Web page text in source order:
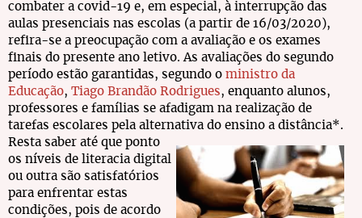
combater a covid-19 e, em especial, à interrupção das
aulas presenciais nas escolas (a partir de 16/03/2020),
refira-se a preocupação com a avaliação e os exames
finais do presente ano letivo. As avaliações do segundo
período estão garantidas, segundo o ministro da
Educação, Tiago Brandão Rodrigues, enquanto alunos,
professores e famílias se afadigam na realização de
tarefas escolares pela alternativa do ensino a distância*.
Resta saber até que ponto
os níveis de literacia digital
ou outra são satisfatórios
para enfrentar estas
condições, pois de acordo